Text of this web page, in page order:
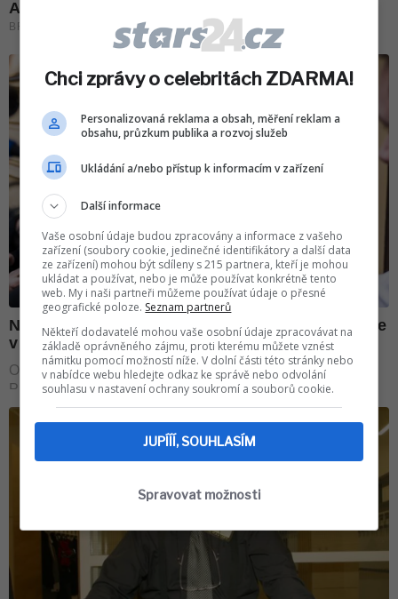
Chci zprávy o celebritách ZDARMA!
Personalizovaná reklama a obsah, měření reklam a
obsahu, průzkum publika a rozvoj služeb
Ukládání a/nebo přístup k informacím v zařízení
Další informace
Vaše osobní údaje budou zpracovány a informace z vašeho
zařízení (soubory cookie, jedinečné identifikátory a další data
ze zařízení) mohou být sdíleny s 215 partnera, kteří je mohou
ukládat a používat, nebo je může používat konkrétně tento
web. My i naši partneři můžeme používat údaje o přesné
geografické poloze. Seznam partnerů
Někteří dodavatelé mohou vaše osobní údaje zpracovávat na
základě oprávněného zájmu, proti kterému můžete vznést
námitku pomocí možností níže. V dolní části této stránky nebo
v nabídce webu hledejte odkaz ke správě nebo odvolání
souhlasu v nastavení ochrany soukromí a souborů cookie.
JUPÍÍÍ, SOUHLASÍM
Spravovat možnosti